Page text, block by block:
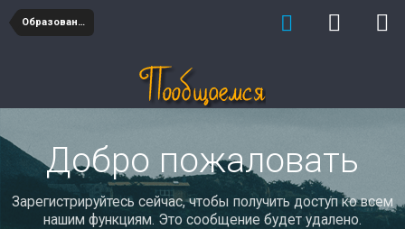
Образование
Добро пожаловать
Зарегистрируйтесь сейчас, чтобы получить доступ ко всем
нашим функциям. Это сообщение будет удалено.